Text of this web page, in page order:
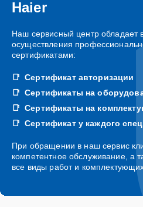
Haier
Наш сервисный центр
осуществления
сертификатами:
Сертификат авторизации
Сертификаты на
Сертификаты на
Сертификат у каждого
При обращении в наш сервис
компетентное обслуживание, а
все виды работ и